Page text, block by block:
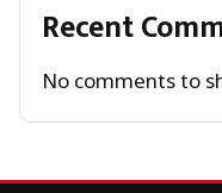
Recent
No comments to